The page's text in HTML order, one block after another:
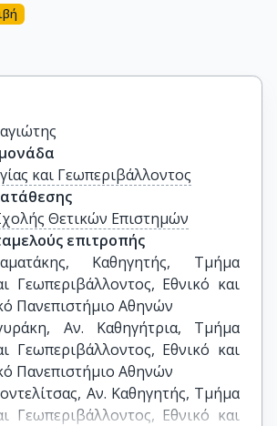
και Γεωπεριβάλλοντος
Θετικών Επιστημών
επιτροπής
Καθηγητής, Τμήμα
Γεωπεριβάλλοντος, Εθνικό και
Πανεπιστήμιο Αθηνών
Αν. Καθηγήτρια, Τμήμα
Γεωπεριβάλλοντος, Εθνικό και
Πανεπιστήμιο Αθηνών
Αν. Καθηγητής, Τμήμα
Γεωπεριβάλλοντος, Εθνικό και